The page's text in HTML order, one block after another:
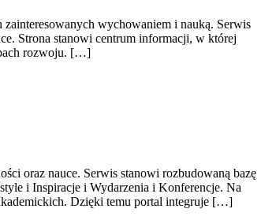
zainteresowanych wychowaniem i nauką. Serwis
Strona stanowi centrum informacji, w której
rozwoju. […]
oraz nauce. Serwis stanowi rozbudowaną bazę
i Inspiracje i Wydarzenia i Konferencje. Na
Dzięki temu portal integruje […]